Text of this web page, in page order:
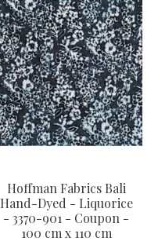
Hoffman Fabrics Bali
Hand-Dyed - Liquorice
- 3370-901 - Coupon -
100 cm x 110 cm